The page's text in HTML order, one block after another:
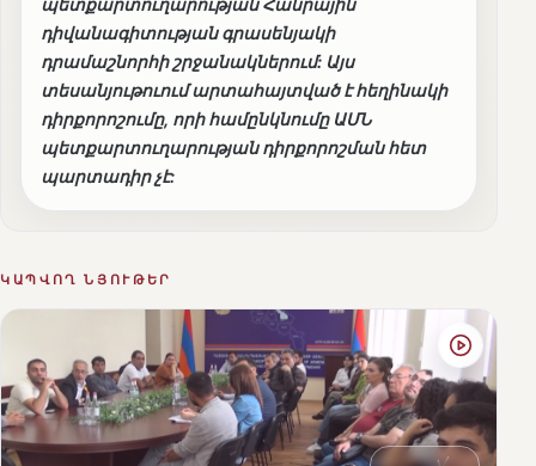
դիվանագիտության գրասենյակի
դրամաշնորհի շրջանակներում: Այս
տեսանյութուում արտահայտված է հեղինակի
դիրքորոշումը, որի համընկնումը ԱՄՆ
պետքարտուղարության դիրքորոշման հետ
պարտադիր չէ:
ԿԱՊՎՈՂ ՆՅՈՒԹԵՐ